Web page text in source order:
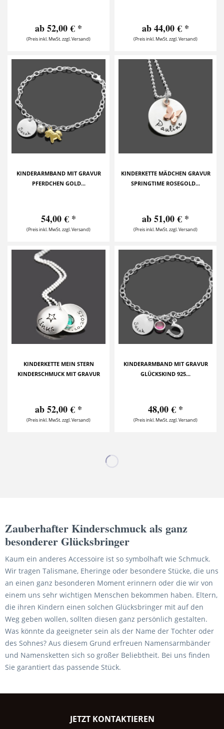
ab 52,00 € *
(Preis inkl. MwSt. zzgl. Versand)
ab 44,00 € *
(Preis inkl. MwSt. zzgl. Versand)
KINDERARMBAND MIT GRAVUR
PFERDCHEN GOLD...
54,00 € *
(Preis inkl. MwSt. zzgl. Versand)
KINDERKETTE MÄDCHEN GRAVUR
SPRINGTIME ROSEGOLD...
ab 51,00 € *
(Preis inkl. MwSt. zzgl. Versand)
KINDERKETTE MEIN STERN
KINDERSCHMUCK MIT GRAVUR
ab 52,00 € *
(Preis inkl. MwSt. zzgl. Versand)
KINDERARMBAND MIT GRAVUR
GLÜCKSKIND 925...
48,00 € *
(Preis inkl. MwSt. zzgl. Versand)
Zauberhafter Kinderschmuck als ganz
besonderer Glücksbringer
Kaum ein anderes Accessoire ist so symbolhaft wie Schmuck.
Wir tragen Talismane, Eheringe oder besondere Stücke, die uns
an einen ganz besonderen Moment erinnern oder die wir von
einem uns sehr wichtigen Menschen bekommen haben. Eltern,
die ihren Kindern einen solchen Glücksbringer mit auf den
Weg geben wollen, sollten diesen ganz persönlich gestalten.
Was könnte da geeigneter sein als der Name der Tochter oder
des Sohnes? Aus diesem Grund erfreuen Namensarmbänder
und Namensketten sich so großer Beliebtheit. Bei uns finden
Sie garantiert das passende Stück.
JETZT KONTAKTIEREN